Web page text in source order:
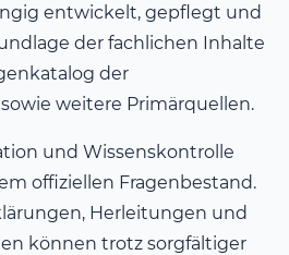
entwickelt, gepflegt und
der fachlichen Inhalte
der
weitere Primärquellen.
und Wissenskontrolle
offiziellen Fragenbestand.
Herleitungen und
können trotz sorgfältiger